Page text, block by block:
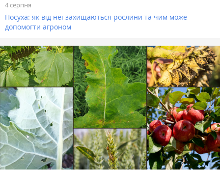
4 серпня
Посуха: як від неї захищаються рослини та чим може
допомогти агроном